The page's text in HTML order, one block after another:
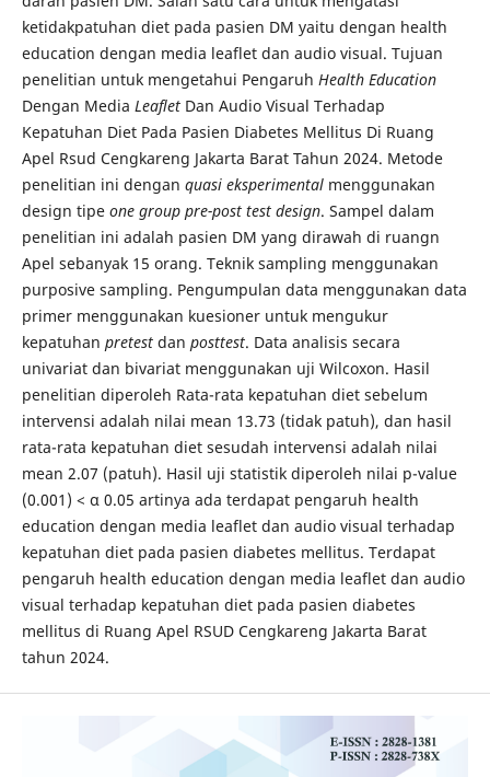
ketidakpatuhan diet pada pasien DM yaitu dengan health
education dengan media leaflet dan audio visual. Tujuan
penelitian untuk mengetahui Pengaruh Health Education
Dengan Media LeafletDan Audio Visual Terhadap
Kepatuhan Diet Pada Pasien Diabetes Mellitus Di Ruang
Apel Rsud Cengkareng Jakarta Barat Tahun 2024. Metode
penelitian ini dengan quasi eksperimentalmenggunakan
design tipe one group pre-post test design. Sampel dalam
penelitian ini adalah pasien DM yang dirawah di ruangn
Apel sebanyak 15 orang. Teknik sampling menggunakan
purposive sampling. Pengumpulan data menggunakan data
primer menggunakan kuesioner untuk mengukur
kepatuhan pretest dan posttest. Data analisis secara
univariat dan bivariat menggunakan uji Wilcoxon. Hasil
penelitian diperoleh Rata-rata kepatuhan diet sebelum
intervensi adalah nilai mean 13.73 (tidak patuh), dan hasil
rata-rata kepatuhan diet sesudah intervensi adalah nilai
mean 2.07 (patuh). Hasil uji statistik diperoleh nilai p-value
(0.001) < α 0.05 artinya ada terdapat pengaruh health
education dengan media leaflet dan audio visual terhadap
kepatuhan diet pada pasien diabetes mellitus. Terdapat
pengaruh health education dengan media leaflet dan audio
visual terhadap kepatuhan diet pada pasien diabetes
mellitus di Ruang Apel RSUD Cengkareng Jakarta Barat
tahun 2024.